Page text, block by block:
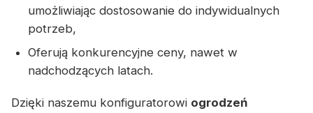
umożliwiając dostosowanie do indywidualnych
potrzeb,
Oferują konkurencyjne ceny, nawet w
nadchodzących latach.
Dzięki naszemu konfiguratorowi ogrodzeń